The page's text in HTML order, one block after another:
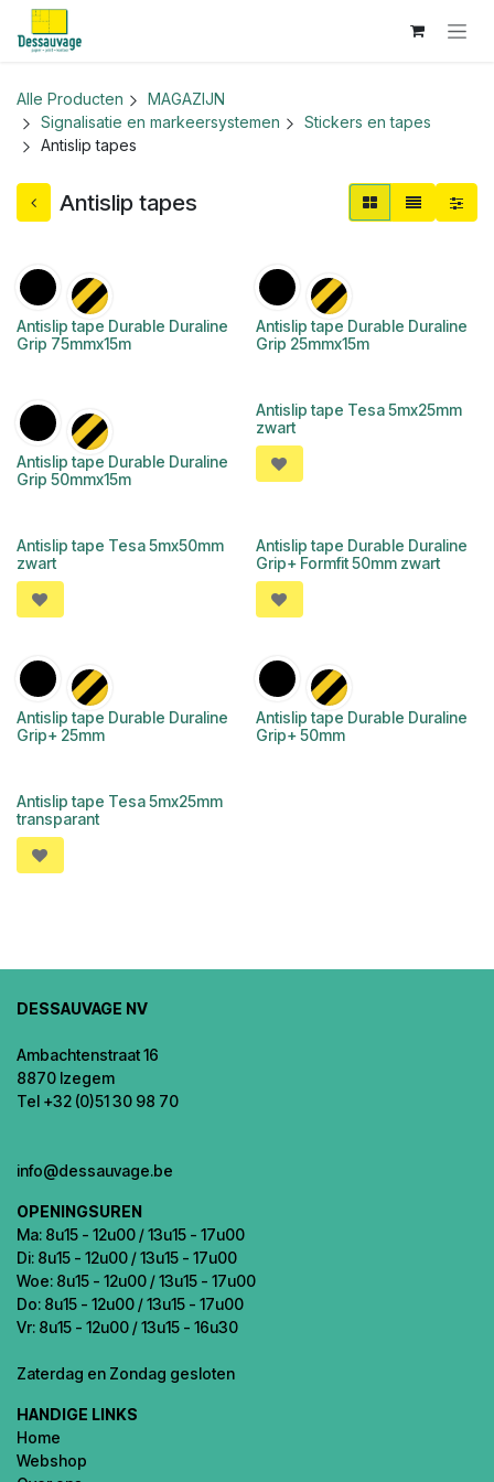
Overslaan naar inhoud
Alle Producten
MAGAZIJN
Signalisatie en markeersystemen
Stickers en tapes
Antislip tapes
Antislip tapes
Antislip tape Durable Duraline
Grip 75mmx15m
Antislip tape Durable Duraline
Grip 25mmx15m
Antislip tape Durable Duraline
Grip 50mmx15m
Antislip tape Tesa 5mx25mm
zwart
Antislip tape Tesa 5mx50mm
zwart
Antislip tape Durable Duraline
Grip+ Formfit 50mm zwart
Antislip tape Durable Duraline
Grip+ 25mm
Antislip tape Durable Duraline
Grip+ 50mm
Antislip tape Tesa 5mx25mm
transparant
DESSAUVAGE NV
Ambachtenstraat 16
8870 Izegem
Tel +32 (0)51 30 98 70
info@dessauvage.be
OPENINGSUREN
Ma: 8u15 - 12u00 / 13u15 - 17u00
Di: 8u15 - 12u00 / 13u15 - 17u00
Woe: 8u15 - 12u00 / 13u15 - 17u00
Do: 8u15 - 12u00 / 13u15 - 17u00
Vr: 8u15 - 12u00 / 13u15 - 16u30
Zaterdag en Zondag gesloten
HANDIGE LINKS
Home
Webshop